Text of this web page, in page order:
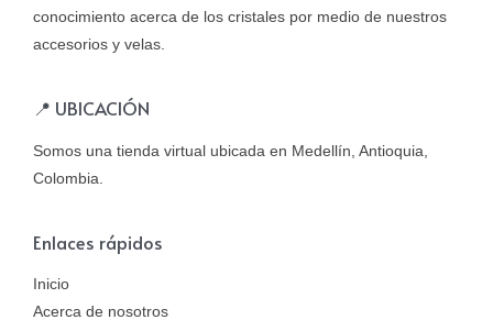
conocimiento acerca de los cristales por medio de nuestros
accesorios y velas.
📍 UBICACIÓN
Somos una tienda virtual ubicada en Medellín, Antioquia,
Colombia.
Enlaces rápidos
Inicio
Acerca de nosotros